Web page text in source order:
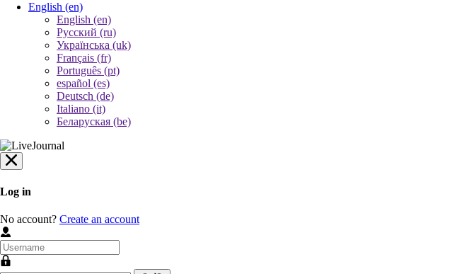
English (en)
English (en)
Русский (ru)
Українська (uk)
Français (fr)
Português (pt)
español (es)
Deutsch (de)
Italiano (it)
Беларуская (be)
Log in
No account? Create an account